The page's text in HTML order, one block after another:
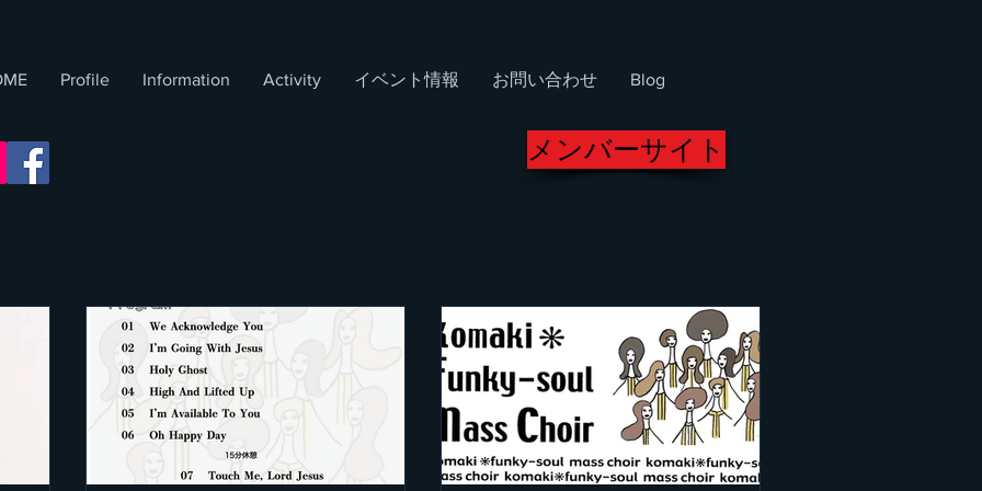
Profile Information ​Activity イベント情報 お問い合わせ Blog
メンバーサイト